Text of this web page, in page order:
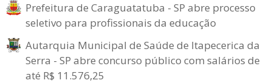
Prefeitura de Caraguatatuba - SP abre processo
seletivo para profissionais da educação
Autarquia Municipal de Saúde de Itapecerica da
Serra - SP abre concurso público com salários de
até R$ 11.576,25